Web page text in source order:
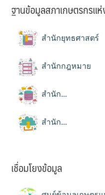
ฐานข้อมูลสภาเกษตรกรแ
สำนักยุทธศาสตร์
สำนักกฎหมาย
สำนัก...
สำนัก...
เชื่อมโยงข้อมูล